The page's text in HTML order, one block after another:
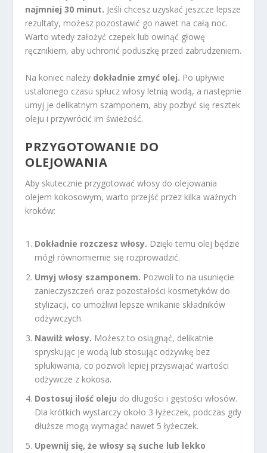
najmniej 30 minut. Jeśli chcesz uzyskać jeszcze lepsze
rezultaty, możesz pozostawić go nawet na całą noc.
Warto wtedy założyć czepek lub owinąć głowę
ręcznikiem, aby uchronić poduszkę przed zabrudzeniem.
Na koniec należy dokładnie zmyć olej. Po upływie
ustalonego czasu spłucz włosy letnią wodą, a następnie
umyj je delikatnym szamponem, aby pozbyć się resztek
oleju i przywrócić im świeżość.
PRZYGOTOWANIE DO
OLEJOWANIA
Aby skutecznie przygotować włosy do olejowania
olejem kokosowym, warto przejść przez kilka ważnych
kroków:
Dokładnie rozczesz włosy. Dzięki temu olej będzie
mógł równomiernie się rozprowadzić.
Umyj włosy szamponem. Pozwoli to na usunięcie
zanieczyszczeń oraz pozostałości kosmetyków do
stylizacji, co umożliwi lepsze wnikanie składników
odżywczych.
Nawilż włosy. Możesz to osiągnąć, delikatnie
spryskując je wodą lub stosując odżywkę bez
spłukiwania, co pozwoli lepiej przyswajać wartości
odżywcze z kokosa.
Dostosuj ilość oleju do długości i gęstości włosów.
Dla krótkich wystarczy około 3 łyżeczek, podczas gdy
dłuższe mogą wymagać nawet 5 łyżeczek.
Upewnij się, że włosy są suche lub lekko